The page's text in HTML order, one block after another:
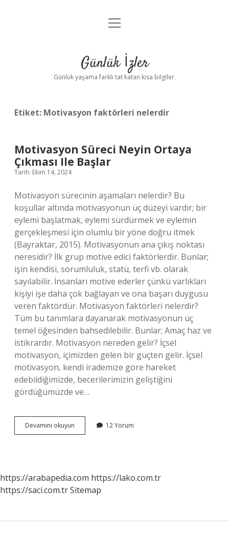
Anasayfa
Yasal Uyarı
menüyü
Günlük İzler
Günlük yaşama farklı tat katan kısa bilgiler.
Etiket: Motivasyon faktörleri nelerdir
Motivasyon Süreci Neyin Ortaya
Çıkması Ile Başlar
Tarih: Ekim 14, 2024
Motivasyon sürecinin aşamaları nelerdir? Bu
koşullar altında motivasyonun üç düzeyi vardır; bir
eylemi başlatmak, eylemi sürdürmek ve eylemin
gerçekleşmesi için olumlu bir yöne doğru itmek
(Bayraktar, 2015). Motivasyonun ana çıkış noktası
neresidir? İlk grup motive edici faktörlerdir. Bunlar;
işin kendisi, sorumluluk, statü, terfi vb. olarak
sayılabilir. İnsanları motive ederler çünkü varlıkları
kişiyi işe daha çok bağlayan ve ona başarı duygusu
veren faktördür. Motivasyon faktörleri nelerdir?
Tüm bu tanımlara dayanarak motivasyonun üç
temel öğesinden bahsedilebilir. Bunlar; Amaç haz ve
istikrardır. Motivasyon nereden gelir? İçsel
motivasyon, içimizden gelen bir güçten gelir. İçsel
motivasyon, kendi irademize göre hareket
edebildiğimizde, becerilerimizin geliştiğini
gördüğümüzde ve…
Devamını okuyun Motivasyon
Süreci
Başlar
12 Yorum
https://arabapedia.com https://lako.com.tr
https://saci.com.trSitemap